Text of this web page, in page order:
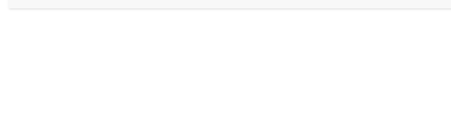
سالانه در تمام ایستگاه‌ به جز اردستان، اصفهان، شرق اصفهان و کبوترآباد منفی است و روند معنی‌داری در سطح 1 و 5 درصد مشاهده نشد. در مورد